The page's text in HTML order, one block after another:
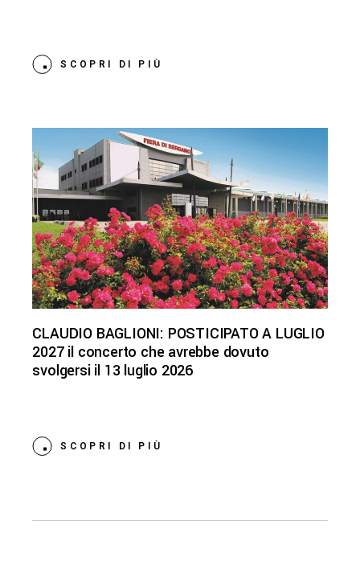
SCOPRI DI PIÙ
CLAUDIO BAGLIONI: POSTICIPATO A LUGLIO
2027 il concerto che avrebbe dovuto
svolgersi il 13 luglio 2026
SCOPRI DI PIÙ